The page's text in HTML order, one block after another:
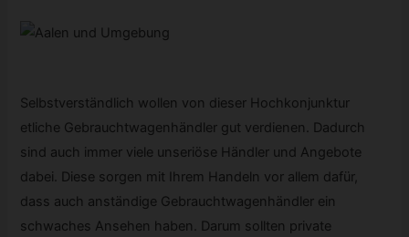
Selbstverständlich wollen von dieser Hochkonjunktur
etliche Gebrauchtwagenhändler gut verdienen. Dadurch
sind auch immer viele unseriöse Händler und Angebote
dabei. Diese sorgen mit Ihrem Handeln vor allem dafür,
dass auch anständige Gebrauchtwagenhändler ein
schwaches Ansehen haben. Darum sollten private